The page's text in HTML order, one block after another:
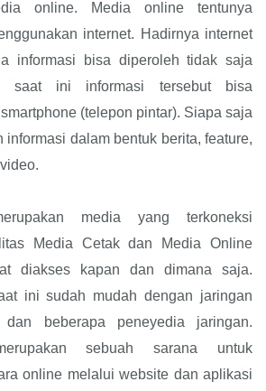
online. Media online tentunya
internet. Hadirnya internet
informasi bisa diperoleh tidak saja
saat ini informasi tersebut bisa
(telepon pintar). Siapa saja
informasi dalam bentuk berita, feature,
media yang terkoneksi
Media Cetak dan Media Online
diakses kapan dan dimana saja.
ini sudah mudah dengan jaringan
beberapa peneyedia jaringan.
sebuah sarana untuk
online melalui website dan aplikasi